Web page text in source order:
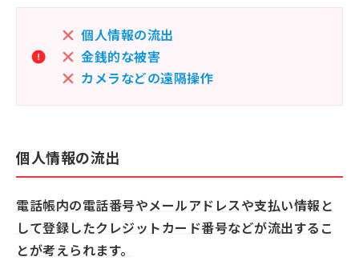
個人情報の流出
金銭的な被害
カメラなどの遠隔操作
個人情報の流出
電話帳内の電話番号やメールアドレスや支払い情報と
して登録したクレジットカード番号などが流出するこ
とが考えられます。